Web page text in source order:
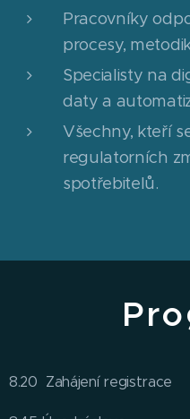
Pracovníky
procesy,
Specialisty na
daty a
Všechny, kteří
regulatorních
spotřebitelů.
8.20 Zahájení registrace